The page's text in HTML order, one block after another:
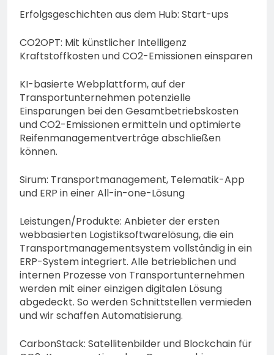
Erfolgsgeschichten aus dem Hub: Start-ups
CO2OPT: Mit künstlicher Intelligenz
Kraftstoffkosten und CO2-Emissionen einsparen
KI-basierte Webplattform, auf der
Transportunternehmen potenzielle
Einsparungen bei den Gesamtbetriebskosten
und CO2-Emissionen ermitteln und optimierte
Reifenmanagementverträge abschließen
können.
Sirum: Transportmanagement, Telematik-App
und ERP in einer All-in-one-Lösung
Leistungen/Produkte: Anbieter der ersten
webbasierten Logistiksoftwarelösung, die ein
Transportmanagementsystem vollständig in ein
ERP-System integriert. Alle betrieblichen und
internen Prozesse von Transportunternehmen
werden mit einer einzigen digitalen Lösung
abgedeckt. So werden Schnittstellen vermieden
und wir schaffen Automatisierung.
CarbonStack: Satellitenbilder und Blockchain für